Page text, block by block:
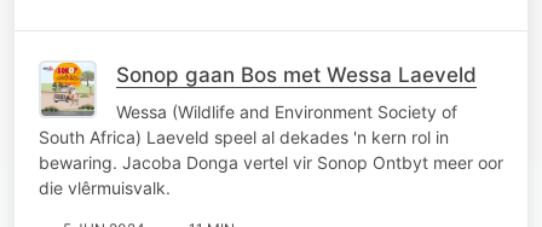
Sonop gaan Bos met Wessa Laeveld
Wessa (Wildlife and Environment Society of
South Africa) Laeveld speel al dekades 'n kern rol in
bewaring. Jacoba Donga vertel vir Sonop Ontbyt meer oor
die vlêrmuisvalk.